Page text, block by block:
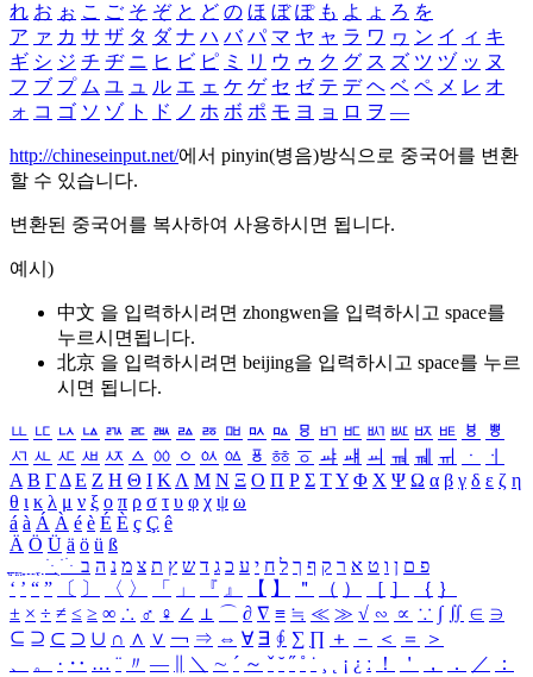
れ お ぉ こ ご そ ぞ と ど の ほ ぼ ぽ も よ ょ ろ を
ア ァ カ サ ザ タ ダ ナ ハ バ パ マ ヤ ャ ラ ワ ヮ ン イ ィ キ
ギ シ ジ チ ヂ ニ ヒ ビ ピ ミ リ ウ ゥ ク グ ス ズ ツ ヅ ッ ヌ
フ ブ プ ム ユ ュ ル エ ェ ケ ゲ セ ゼ テ デ ヘ ベ ペ メ レ オ
ォ コ ゴ ソ ゾ ト ド ノ ホ ボ ポ モ ヨ ョ ロ ヲ ―
http://chineseinput.net/에서 pinyin(병음)방식으로 중국어를 변환
할 수 있습니다.
변환된 중국어를 복사하여 사용하시면 됩니다.
예시)
中文 을 입력하시려면 zhongwen을 입력하시고 space를
누르시면됩니다.
北京 을 입력하시려면 beijing을 입력하시고 space를 누르
시면 됩니다.
ㅥ ㅦ ㅧ ㅨ ㅩ ㅪ ㅫ ㅬ ㅭ ㅮ ㅯ ㅰ ㅱ ㅲ ㅳ ㅴ ㅵ ㅶ ㅷ ㅸ
ㅹ
ㅺ ㅻ ㅼ ㅽ ㅾ ㅿ ㆀ ㆁ ㆂ ㆃ ㆄ ㆅ ㆆ ㆇ ㆈ ㆉ ㆊ ㆋ ㆌ ㆍ
ㆎ
Α Β ΓΔ Ε Ζ Η Θ Ι ΚΛ Μ Ν Ξ Ο Π Ρ Σ ΤΥ Φ Χ Ψ Ω α β γ δ ε ζ η
θ ι κ λ μ ν ξ ο π ρ σ τ υ φ χ ψ ω
á à Á À é è É È ç Ç ê
Ä Ö Ü ä ö ü ß
ִֶֹ ֻּ ׁׂ פ ם ן ו ט א ר ק ף ך ל ח י ע כ ג ד ש ץ ת צ מ נ ה ב
‘ ’ “ ” 〔 〕 〈 〉 「 」 『 』 【 】 ＂ （ ） ［ ］ ｛ ｝
± × ÷ ≠ ≤ ≥ ∞ ∴ ♂ ♀ ∠ ⊥ ⌒ ∂ ∇ ≡ ≒ ≪ ≫ √ ∽ ∝ ∵ ∫ ∬ ∈ ∋
⊆ ⊇ ⊂ ⊃ ∪ ∩ ∧ ∨ ￢ ⇒ ⇔ ∀ ∃ ∮ ∑ ∏ ＋ － ＜ ＝
＞
、
。 · ‥ … ¨ 〃 ― ＼ ∼ ´ ～ ˇ ˘ ˝ ˚ ˙ ¸ ¡ ¿ ː ！ ＇ ， ． ／
：